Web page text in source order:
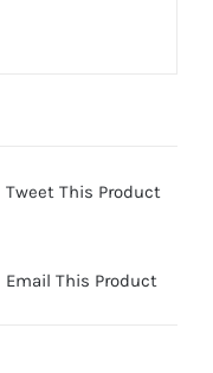
Tweet This Product
Email This Product